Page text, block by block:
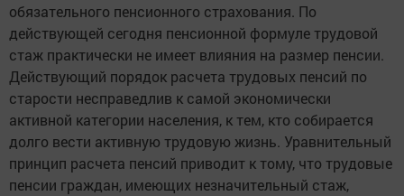
обязательного пенсионного страхования. По
действующей сегодня пенсионной формуле трудовой
стаж практически не имеет влияния на размер пенсии.
Действующий порядок расчета трудовых пенсий по
старости несправедлив к самой экономически
активной категории населения, к тем, кто собирается
долго вести активную трудовую жизнь. Уравнительный
принцип расчета пенсий приводит к тому, что трудовые
пенсии граждан, имеющих незначительный стаж,